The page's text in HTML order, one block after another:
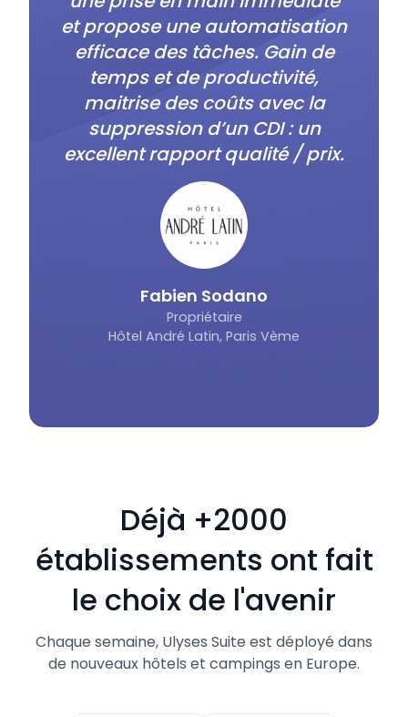
et propose une automatisation
efficace des tâches. Gain de
temps et de productivité,
maitrise des coûts avec la
suppression d’un CDI : un
excellent rapport qualité / prix.
Fabien Sodano
Propriétaire
Hôtel André Latin, Paris Vème
Déjà +2000
établissements ont fait
le choix de l'avenir
Chaque semaine, Ulyses Suite est déployé dans
de nouveaux hôtels et campings en Europe.